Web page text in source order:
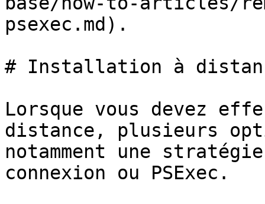
psexec.md).
# Installation à
Lorsque vous devez
distance, plusieurs
notamment une
connexion ou PSExec.